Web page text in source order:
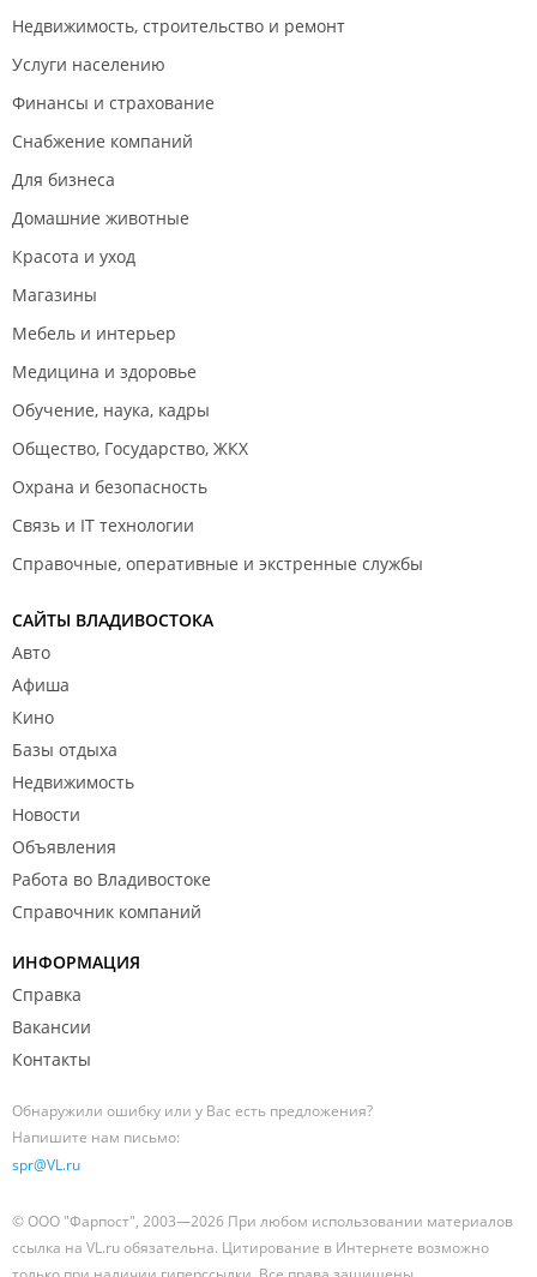
Недвижимость, строительство и ремонт
Услуги населению
Финансы и страхование
Снабжение компаний
Для бизнеса
Домашние животные
Красота и уход
Магазины
Мебель и интерьер
Медицина и здоровье
Обучение, наука, кадры
Общество, Государство, ЖКХ
Охрана и безопасность
Связь и IT технологии
Справочные, оперативные и экстренные службы
САЙТЫ ВЛАДИВОСТОКА
Авто
Афиша
Кино
Базы отдыха
Недвижимость
Новости
Объявления
Работа во Владивостоке
Справочник компаний
ИНФОРМАЦИЯ
Справка
Вакансии
Контакты
Обнаружили ошибку или у Вас есть предложения?
Напишите нам письмо:
spr@VL.ru
© ООО "Фарпост", 2003—2026 При любом использовании материалов
ссылка на VL.ru обязательна. Цитирование в Интернете возможно